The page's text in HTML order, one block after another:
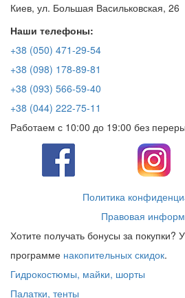
Киев, ул. Большая Васильковская, 26
Наши телефоны:
+38 (050) 471-29-54
+38 (098) 178-89-81
+38 (093) 566-59-40
+38 (044) 222-75-11
Работаем с 10:00 до 19:00 без
Политика
Правовая
Хотите получать бонусы за покупки?
программе накопительных скидок.
Гидрокостюмы, майки, шорты
Палатки, тенты